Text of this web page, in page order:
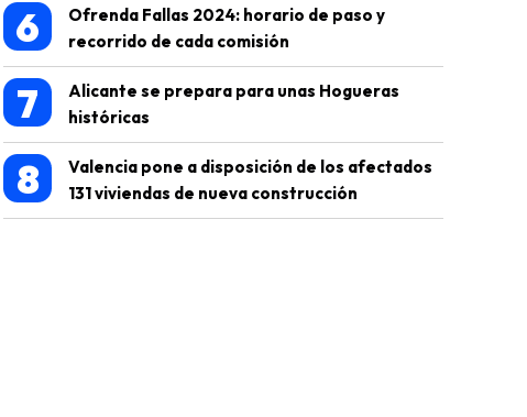
6
Ofrenda Fallas 2024: horario de paso y
recorrido de cada comisión
7
Alicante se prepara para unas Hogueras
históricas
8
Valencia pone a disposición de los afectados
131 viviendas de nueva construcción